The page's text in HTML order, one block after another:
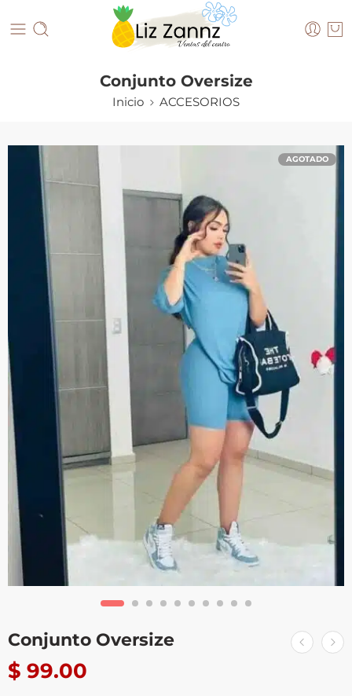
Conjunto Oversize
Inicio ACCESORIOS
AGOTADO
Conjunto Oversize
$ 99.00